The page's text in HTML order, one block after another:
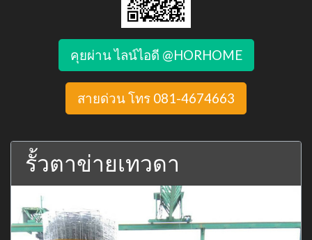
คุยผ่าน ไลน์ไอดี @HORHOME
สายด่วน โทร 081-4674663
รั้วตาข่ายเทวดา